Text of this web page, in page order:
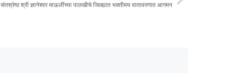
संतश्रेष्ठ श्री ज्ञानेश्वर माऊलींच्या पालखीचे जिल्ह्यात भक्तीमय वातावरणात आगमन